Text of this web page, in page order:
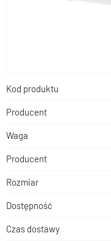
Kod produktu
Producent
Waga
Producent
Rozmiar
Dostępność
Czas dostawy